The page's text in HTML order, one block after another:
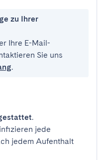
zu Ihrer
Ihre E-Mail-
Sie uns
.
.
jede
jedem Aufenthalt